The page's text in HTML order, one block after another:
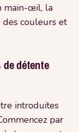
main-œil, la
des couleurs et
détente
introduites
par